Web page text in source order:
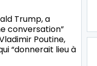
Trump, a
conversation”
Poutine,
“donnerait lieu à